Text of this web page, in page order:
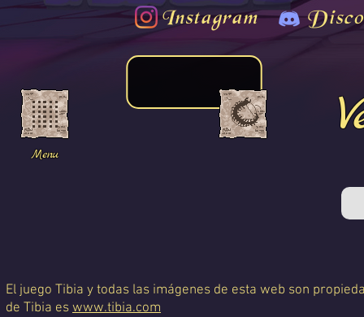
Instagram
Menu
El juego Tibia y todas las imágenes de esta web son
de Tibia es www.tibia.com